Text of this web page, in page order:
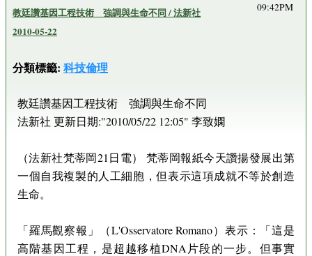
教廷讚基因工程技術 強調與生命不同 / 法新社
2010-05-22
分類標籤: 科技倫理
09:42PM
教廷讚基因工程技術 強調與生命不同
法新社 更新日期:"2010/05/22 12:05" 李致嫻
（法新社梵蒂岡21日電） 梵蒂岡報紙今天讚揚發展出第
一個自我複製的人工細胞，但表示這項成就不等於創造
生命。
「羅馬觀察報」（L'Osservatore Romano）表示：「這是
高階基因工程，是超越移植DNA片段的一步。但事實